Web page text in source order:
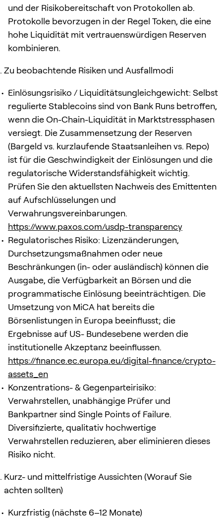
und der Risikobereitschaft von Protokollen ab.
Protokolle bevorzugen in der Regel Token, die eine
hohe Liquidität mit vertrauenswürdigen Reserven
kombinieren.
Zu beobachtende Risiken und Ausfallmodi
Einlösungsrisiko / Liquiditätsungleichgewicht: Selbst
regulierte Stablecoins sind von Bank Runs betroffen,
wenn die On-Chain-Liquidität in Marktstressphasen
versiegt. Die Zusammensetzung der Reserven
(Bargeld vs. kurzlaufende Staatsanleihen vs. Repo)
ist für die Geschwindigkeit der Einlösungen und die
regulatorische Widerstandsfähigkeit wichtig.
Prüfen Sie den aktuellsten Nachweis des Emittenten
auf Aufschlüsselungen und
Verwahrungsvereinbarungen.
https://www.paxos.com/usdp-transparency
Regulatorisches Risiko: Lizenzänderungen,
Durchsetzungsmaßnahmen oder neue
Beschränkungen (in- oder ausländisch) können die
Ausgabe, die Verfügbarkeit an Börsen und die
programmatische Einlösung beeinträchtigen. Die
Umsetzung von MiCA hat bereits die
Börsenlistungen in Europa beeinflusst; die
Ergebnisse auf US- Bundesebene werden die
institutionelle Akzeptanz beeinflussen.
https://finance.ec.europa.eu/digital-finance/crypto-
assets_en
Konzentrations- & Gegenparteirisiko:
Verwahrstellen, unabhängige Prüfer und
Bankpartner sind Single Points of Failure.
Diversifizierte, qualitativ hochwertige
Verwahrstellen reduzieren, aber eliminieren dieses
Risiko nicht.
Kurz- und mittelfristige Aussichten (Worauf Sie
achten sollten)
Kurzfristig (nächste 6–12 Monate)